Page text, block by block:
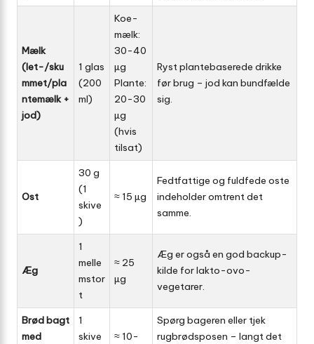
Mælk
(let-/sku
mmet/pla
ntemælk +
jod)
1 glas
(200
ml)
Koe-
mælk:
30-40
µg
Plante:
20-30
µg
(hvis
tilsat)
Ryst plantebaserede drikke
før brug – jod kan bundfælde
sig.
Ost
30 g
(1
skive
)
≈ 15 µg
Fedtfattige og fuldfede oste
indeholder omtrent det
samme.
Æg
1
melle
mstor
t
≈ 25
µg
Æg er også en god backup-
kilde for lakto-ovo-
vegetarer.
Brød bagt
med
1
skive
≈ 10-
Spørg bageren eller tjek
rugbrødsposen – langt det